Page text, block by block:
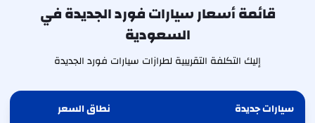
قائمة أسعار سيارات فورد الجديدة في
السعودية
إليك التكلفة التقريبية لطرازات سيارات فورد الجديدة
سيارات جديدة نطاق السعر